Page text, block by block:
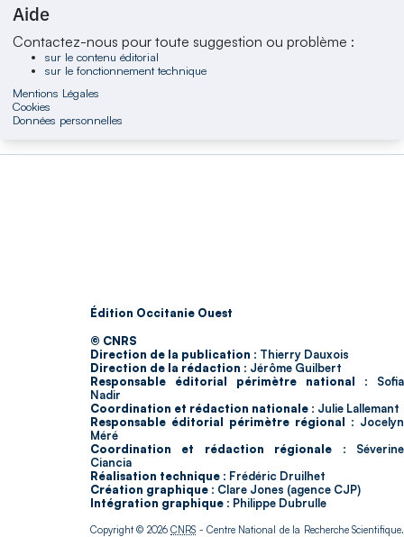
Aide
Contactez-nous pour toute suggestion ou problème :
sur le contenu éditorial
sur le fonctionnement technique
Mentions Légales
Cookies
Données personnelles
Édition Occitanie Ouest
© CNRS
Direction de la publication : Thierry Dauxois
Direction de la rédaction : Jérôme Guilbert
Responsable éditorial périmètre national : Sofia
Nadir
Coordination et rédaction nationale : Julie Lallemant
Responsable éditorial périmètre régional : Jocelyn
Méré
Coordination et rédaction régionale : Séverine
Ciancia
Réalisation technique : Frédéric Druilhet
Création graphique : Clare Jones (agence CJP)
Intégration graphique : Philippe Dubrulle
Copyright © 2026CNRS - Centre National de la Recherche Scientifique.